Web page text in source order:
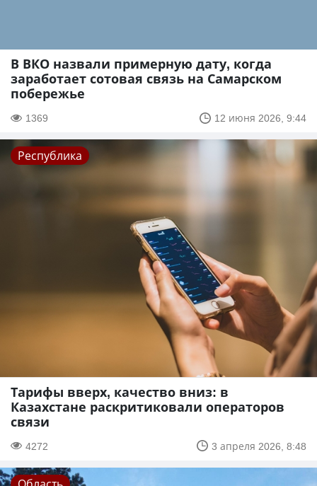
В ВКО назвали примерную дату, когда
заработает сотовая связь на Самарском
побережье
1369 12 июня 2026, 9:44
Республика
Тарифы вверх, качество вниз: в
Казахстане раскритиковали операторов
связи
4272 3 апреля 2026, 8:48